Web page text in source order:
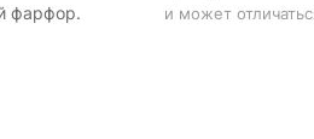
фарфор.
и может